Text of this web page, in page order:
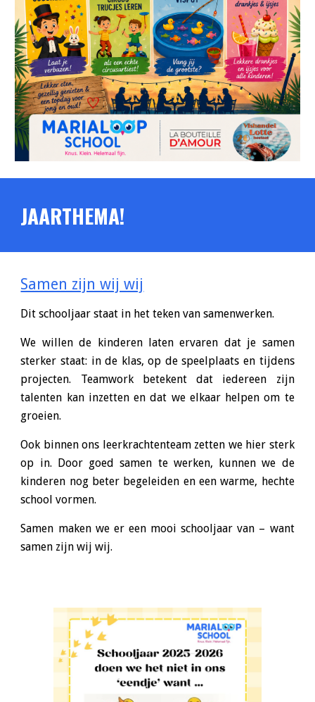
JAARTHEMA!
Samen zijn wij wij
Dit schooljaar staat in het teken van samenwerken.
We willen de kinderen laten ervaren dat je samen
sterker staat: in de klas, op de speelplaats en tijdens
projecten. Teamwork betekent dat iedereen zijn
talenten kan inzetten en dat we elkaar helpen om te
groeien.
Ook binnen ons leerkrachtenteam zetten we hier sterk
op in. Door goed samen te werken, kunnen we de
kinderen nog beter begeleiden en een warme, hechte
school vormen.
Samen maken we er een mooi schooljaar van – want
samen zijn wij wij.